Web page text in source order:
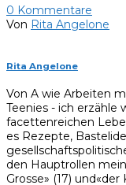
0 Kommentare
Von Rita Angelone
Rita Angelone
Von A wie Arbeiten
Teenies - ich erzähle
facettenreichen
es Rezepte,
den Hauptrollen
Grosse» (17)